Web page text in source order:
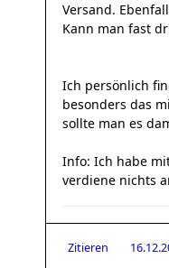
Versand.
Kann man fast
Ich persönlich
besonders das
sollte man es
Info: Ich habe
verdiene nichts
Zitieren